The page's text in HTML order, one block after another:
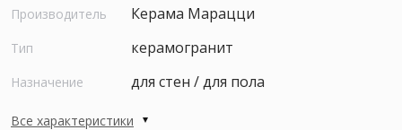
Производитель Керама Марацци
Тип керамогранит
Назначение для стен / для пола
Все характеристики